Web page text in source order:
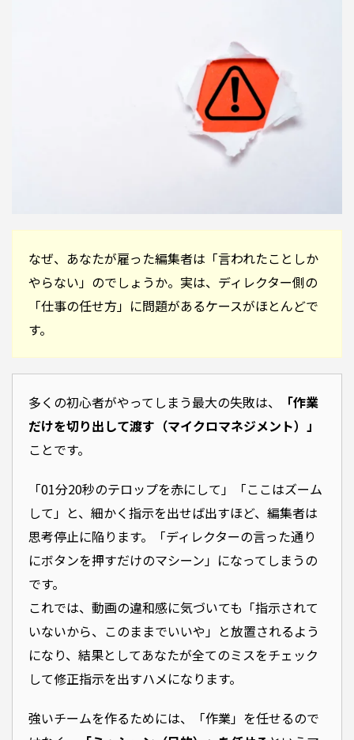
なぜ、あなたが雇った編集者は「言われたことしか
やらない」のでしょうか。実は、ディレクター側の
「仕事の任せ方」に問題があるケースがほとんどで
す。
多くの初心者がやってしまう最大の失敗は、
「作業
だけを切り出して渡す（マイクロマネジメント）」
ことです。
「01分20秒のテロップを赤にして」「ここはズーム
して」と、細かく指示を出せば出すほど、編集者は
思考停止に陥ります。「ディレクターの言った通り
にボタンを押すだけのマシーン」になってしまうの
です。
これでは、動画の違和感に気づいても「指示されて
いないから、このままでいいや」と放置されるよう
になり、結果としてあなたが全てのミスをチェック
して修正指示を出すハメになります。
強いチームを作るためには、「作業」を任せるので